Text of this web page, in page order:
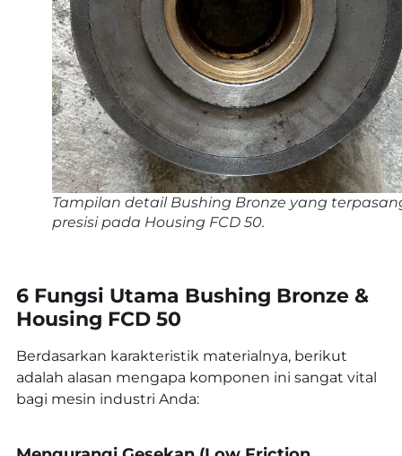
Tampilan detail Bushing Bronze yang
presisi pada Housing FCD 50.
6 Fungsi Utama Bushing Bronze &
Housing FCD 50
Berdasarkan karakteristik materialnya, berikut
adalah alasan mengapa komponen ini sangat vital
bagi mesin industri Anda: